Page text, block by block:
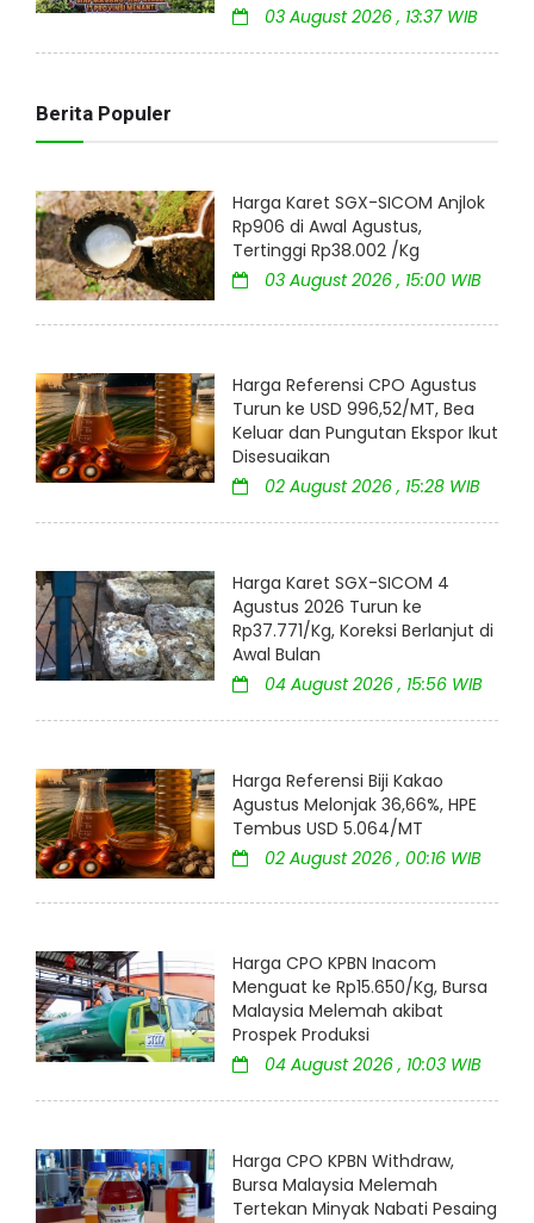
03 August 2026 , 13:37 WIB
Berita Populer
Harga Karet SGX-SICOM Anjlok
Rp906 di Awal Agustus,
Tertinggi Rp38.002 /Kg
03 August 2026 , 15:00 WIB
Harga Referensi CPO Agustus
Turun ke USD 996,52/MT, Bea
Keluar dan Pungutan Ekspor Ikut
Disesuaikan
02 August 2026 , 15:28 WIB
Harga Karet SGX-SICOM 4
Agustus 2026 Turun ke
Rp37.771/Kg, Koreksi Berlanjut di
Awal Bulan
04 August 2026 , 15:56 WIB
Harga Referensi Biji Kakao
Agustus Melonjak 36,66%, HPE
Tembus USD 5.064/MT
02 August 2026 , 00:16 WIB
Harga CPO KPBN Inacom
Menguat ke Rp15.650/Kg, Bursa
Malaysia Melemah akibat
Prospek Produksi
04 August 2026 , 10:03 WIB
Harga CPO KPBN Withdraw,
Bursa Malaysia Melemah
Tertekan Minyak Nabati Pesaing